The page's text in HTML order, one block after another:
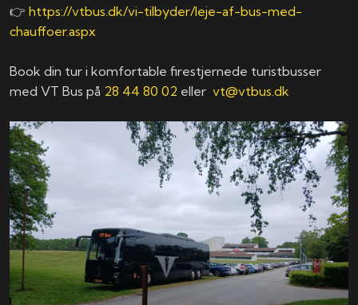
👉https://vtbus.dk/vi-tilbyder/leje-af-bus-med-
chauffoer.aspx
Book din tur i komfortable firestjernede turistbusser
med VT Bus på 28 44 80 02 ellervt@vtbus.dk